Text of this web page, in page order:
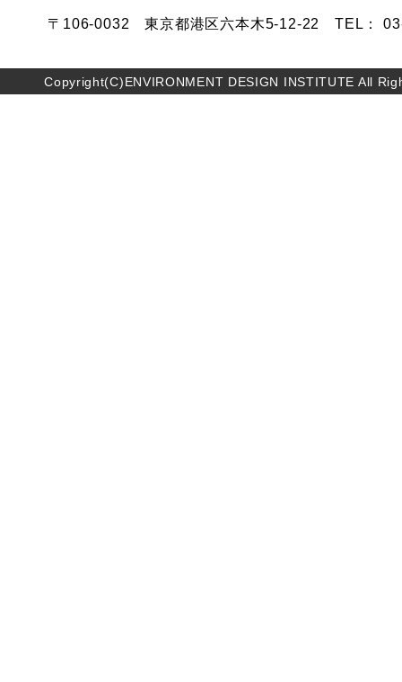
〒106-0032 東京都港区六本木5-12-22 TEL：
Copyright(C)ENVIRONMENT DESIGN INSTITUTE All